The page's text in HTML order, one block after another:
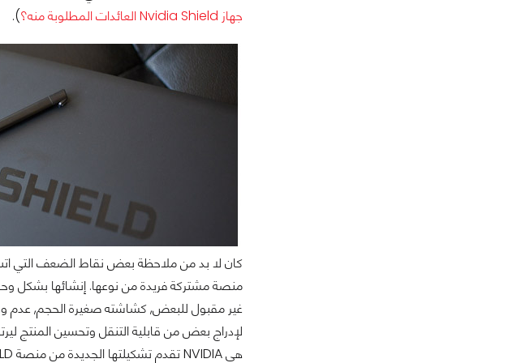
جهاز Nvidia Shield العائدات المطلوبة منه؟
).
منصة مشتركة فريدة من نوعها. إنشائها بشكل
غير مقبول للبعض, كشاشته صغيرة الحجم, عدم